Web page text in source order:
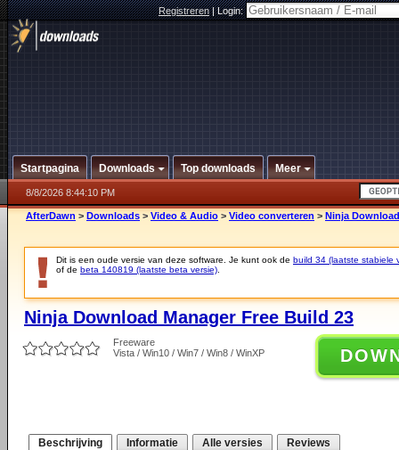
Registreren|Login:
Startpagina Downloads Top downloads Meer
8/8/2026 8:44:10 PM
AfterDawn > Downloads > Video & Audio > Video converteren > Ninja
Dit is een oude versie van deze software. Je kunt ook de build 34 (laatste stabiele
of de beta 140819 (laatste beta versie)
Ninja Download Manager Free Build 23
Freeware
Vista / Win10 / Win7 / Win8 / WinXP
Beschrijving Informatie Alle versies Reviews